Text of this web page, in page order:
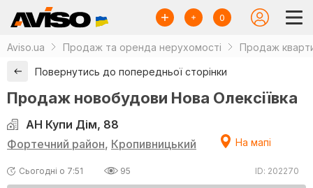
0
Aviso.ua Продаж та оренда нерухомості Продаж
Повернутись до попередньої сторінки
Продаж новобудови Нова Олексіївка
АН Купи Дім, 88
Фортечний район, Кропивницький На мапі
Сьогодні о 7:51 95 ID: 202270